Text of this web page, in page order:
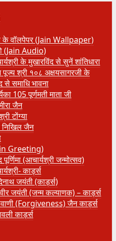
के वॉलपेपर (Jain Wallpaper)
(Jain Audio)
के मुखारविंद से सुनें शांतिधारा
पूज्य श्री १०८ अक्षयसागरजी के
से समाधि भावना
105 पूर्णमती माता जी
जैन
टोंग्या
निखिल जैन
Greeting)
पूर्णिमा (आचार्यश्री जन्मोत्सव)
कार्ड्स
जयंती (कार्ड्स)
जयंती (जन्म कल्याणक) – कार्ड्स
(Forgiveness) जैन कार्ड्स
कार्ड्स